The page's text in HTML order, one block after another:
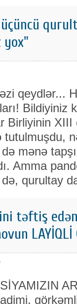
üçüncü
yox"
qeydlər...
Bildiyiniz
Birliyinin
tutulmuşdu,
mənə
Amma
qurultay
təftiş
LAYİQLİ